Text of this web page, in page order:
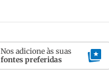
Nos adicione às suas
fontes preferidas